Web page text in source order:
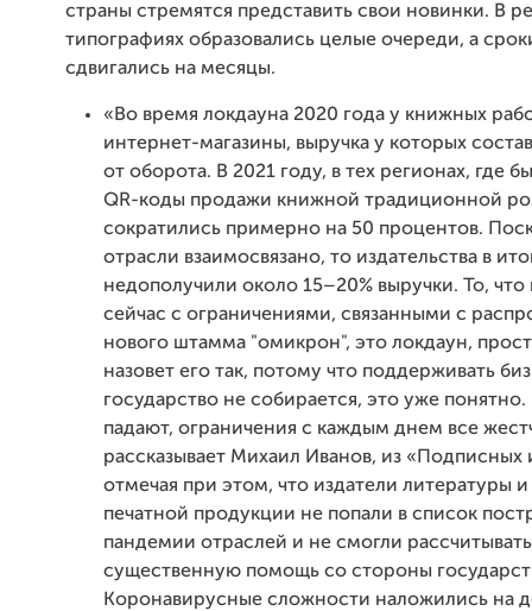
страны стремятся представить свои новинки. В
типографиях образовались целые очереди, а
сдвигались на месяцы.
«Во время локдауна 2020 года у книжных
интернет-магазины, выручка у которых
от оборота. В 2021 году, в тех регионах, где
QR-коды продажи книжной традиционной
сократились примерно на 50 процентов.
отрасли взаимосвязано, то издательства в
недополучили около 15–20% выручки. То,
сейчас с ограничениями, связанными с
нового штамма "омикрон", это локдаун,
назовет его так, потому что поддерживать
государство не собирается, это уже
падают, ограничения с каждым днем все
рассказывает Михаил Иванов, из «Подписных
отмечая при этом, что издатели литературы
печатной продукции не попали в список
пандемии отраслей и не смогли
существенную помощь со стороны
Коронавирусные сложности наложились на